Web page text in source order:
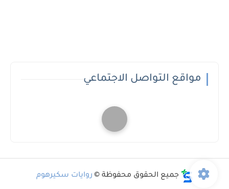
مواقع التواصل الاجتماعي
جميع الحقوق محفوظة © روايات سكيرهوم